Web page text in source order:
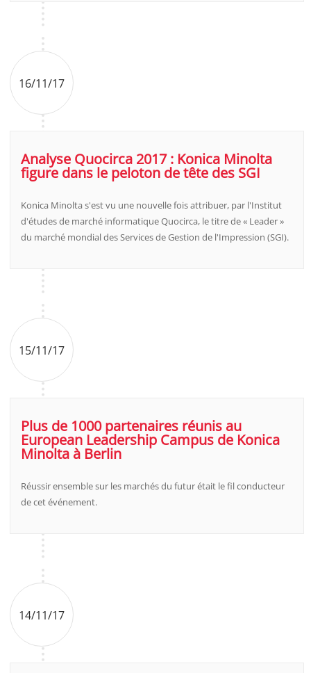
16/11/17
Analyse Quocirca 2017 : Konica Minolta
figure dans le peloton de tête des SGI
Konica Minolta s'est vu une nouvelle fois attribuer, par l'Institut
d'études de marché informatique Quocirca, le titre de « Leader »
du marché mondial des Services de Gestion de l'Impression (SGI).
15/11/17
Plus de 1000 partenaires réunis au
European Leadership Campus de Konica
Minolta à Berlin
Réussir ensemble sur les marchés du futur était le fil conducteur
de cet événement.
14/11/17